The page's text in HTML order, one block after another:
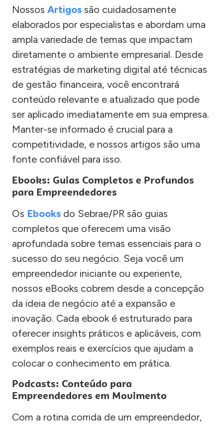
Nossos Artigos são cuidadosamente
elaborados por especialistas e abordam uma
ampla variedade de temas que impactam
diretamente o ambiente empresarial. Desde
estratégias de marketing digital até técnicas
de gestão financeira, você encontrará
conteúdo relevante e atualizado que pode
ser aplicado imediatamente em sua empresa.
Manter-se informado é crucial para a
competitividade, e nossos artigos são uma
fonte confiável para isso.
Ebooks: Guias Completos e Profundos
para Empreendedores
Os Ebooks do Sebrae/PR são guias
completos que oferecem uma visão
aprofundada sobre temas essenciais para o
sucesso do seu negócio. Seja você um
empreendedor iniciante ou experiente,
nossos eBooks cobrem desde a concepção
da ideia de negócio até a expansão e
inovação. Cada ebook é estruturado para
oferecer insights práticos e aplicáveis, com
exemplos reais e exercícios que ajudam a
colocar o conhecimento em prática.
Podcasts: Conteúdo para
Empreendedores em Movimento
Com a rotina corrida de um empreendedor,